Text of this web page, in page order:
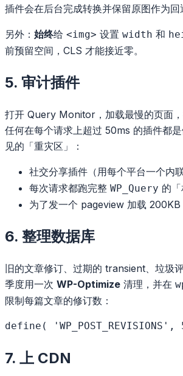
插件会在后台完成转换并保留原图作为回
另外： 始终给 <img> 设置 width 和
前预留空间，CLS 才能接近零。
5. 审计插件
打开 Query Monitor，加载最慢的页面，
任何在每个请求上超过 50ms 的插件都
见的「重灾区」：
社交分享插件（用每个平台一个内
每次请求都跑完整 WP_Query 的
为了发一个 pageview 加载
6. 整理数据库
旧的文章修订、过期的 transient、垃圾
季度用一次 WP-Optimize 清理，并在
限制每篇文章的修订数：
7. 上 CDN